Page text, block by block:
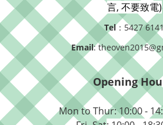
言, 不要致電)
Tel：5427
Email:
Opening
Mon to Thur: 10:00 -